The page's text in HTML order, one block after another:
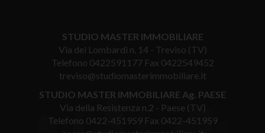
STUDIO MASTER IMMOBILIARE
Via dei Lombardi n. 14 - Treviso (TV)
Telefono 0422591177Fax 0422549452
treviso@studiomasterimmobiliare.it
STUDIO MASTER IMMOBILIARE Ag. PAESE
Via della Resistenza n.2 - Paese (TV)
Telefono 0422-451959Fax 0422-451959